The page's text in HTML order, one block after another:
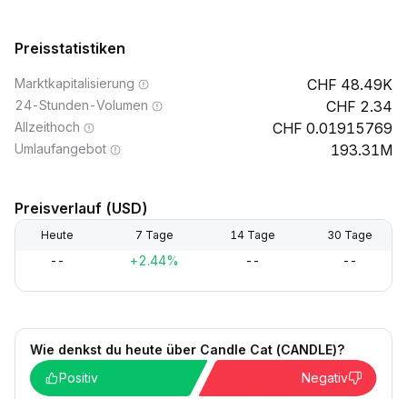
Preisstatistiken
Marktkapitalisierung 48.49K
24-Stunden-Volumen 2.34
Allzeithoch 0.01915769
Umlaufangebot 193.31M
Preisverlauf (USD)
Heute 7 Tage 14 Tage 30 Tage
-- +2.44% -- --
Wie denkst du heute über Candle Cat (CANDLE)?
Positiv
Negativ